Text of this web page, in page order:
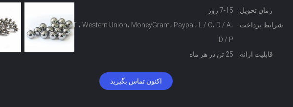
زمان تحویل:
7-15 روز
شرایط پرداخت:
T / T ، Western Union، MoneyGram، Paypal، L / C، D / A،
D / P
قابلیت ارائه:
25 تن در هر ماه
اکنون تماس بگیرید